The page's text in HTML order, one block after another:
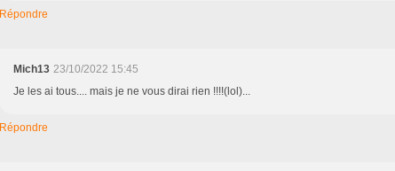
Répondre
Mich13 23/10/2022 15:45
Je les ai tous.... mais je ne vous dirai rien !!!!(lol)...
Répondre